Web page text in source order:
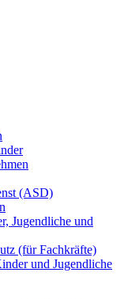
(ASD)
Jugendliche und
(für Fachkräfte)
und Jugendliche